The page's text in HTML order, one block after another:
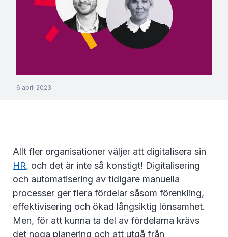
6 april 2023
Allt fler organisationer väljer att digitalisera sin
HR, och det är inte så konstigt! Digitalisering
och automatisering av tidigare manuella
processer ger flera fördelar såsom förenkling,
effektivisering och ökad långsiktig lönsamhet.
Men, för att kunna ta del av fördelarna krävs
det noga planering och att utgå från